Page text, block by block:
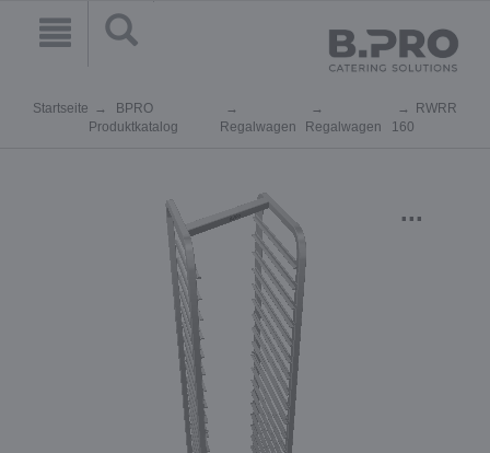
Startseite
BPRO
Produktkatalog
Regalwagen Regalwagen
RWRR
160
...